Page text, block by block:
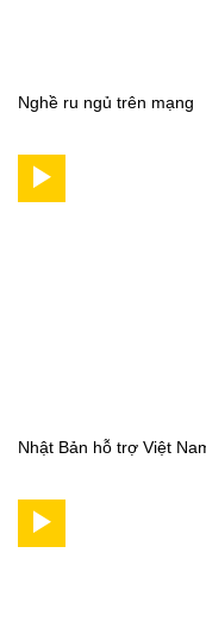
Nghề ru ngủ trên mạng
Nhật Bản hỗ trợ Việt